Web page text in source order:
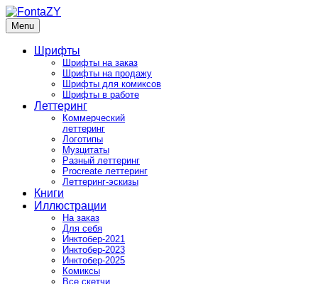
Skip
to
content
FontaZY
Fonts and pictures by Zakhar Yaschin
Menu
Шрифты
Шрифты на заказ
Шрифты на продажу
Шрифты для комиксов
Шрифты в работе
Леттеринг
Коммерческий
леттеринг
Логотипы
Музцитаты
Разный леттеринг
Procreate леттеринг
Леттеринг-эскизы
Книги
Иллюстрации
На заказ
Для себя
Инктобер-2021
Инктобер-2023
Инктобер-2025
Комиксы
Все скетчи